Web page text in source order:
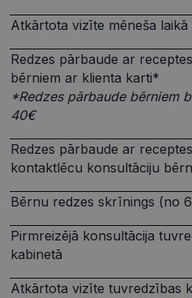
Atkārtota vizīte mēneša laikā
Redzes pārbaude ar
bērniem ar klienta karti*
*Redzes pārbaude bērniem
40€
Redzes pārbaude ar
kontaktlēcu konsultāciju
Bērnu redzes skrīnings (no
Pirmreizējā konsultācija
kabinetā
Atkārtota vizīte tuvredzības